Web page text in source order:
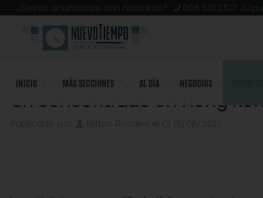
098 501 2517
INICIO MÁS SECCIONES AL DÍA NEGOCIOS
Elizabeth Bravo: “No
un concentrado en Hong